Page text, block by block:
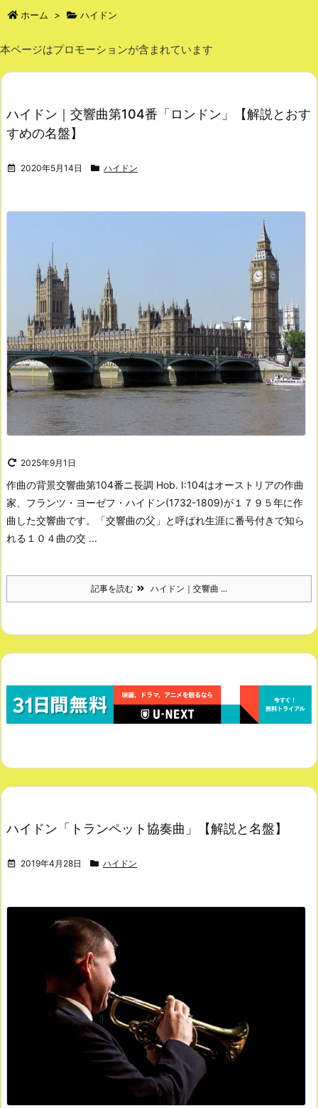
ホーム > ハイドン
本ページはプロモーションが含まれています
ハイドン｜交響曲第104番「ロンドン」【解説とおす
すめの名盤】
2020年5月14日 ハイドン
2025年9月1日
作曲の背景交響曲第104番ニ長調 Hob. I:104はオーストリアの作曲
家、フランツ・ヨーゼフ・ハイドン(1732-1809)が１７９５年に作
曲した交響曲です。
「交響曲の父」と呼ばれ生涯に番号付きで知ら
れる１０４曲の交 ...
記事を読む ハイドン｜交響曲 ...
ハイドン「トランペット協奏曲」【解説と名盤】
2019年4月28日 ハイドン